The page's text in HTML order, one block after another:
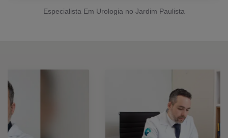
Especialista Em Urologia no Jardim Paulista